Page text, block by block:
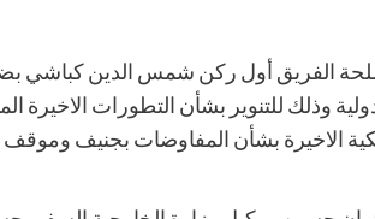
الفريق أول ركن شمس الدين كباشي
وذلك للتنوير بشأن التطورات الاخيرة
الاخيرة بشأن المفاوضات بجنيف وموقف